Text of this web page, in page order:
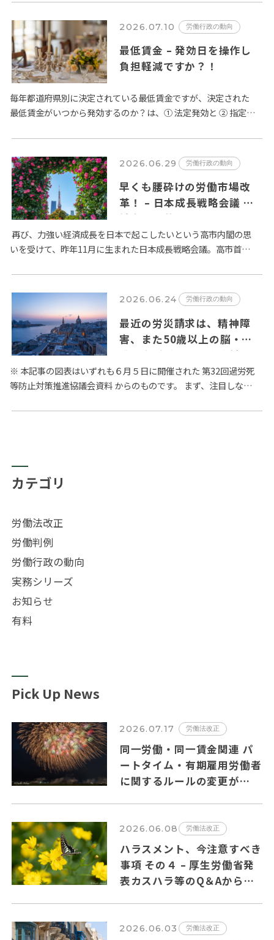
合に加え、…
2026.07.10 労働行政の動向
最低賃金 – 発効日を操作し
負担軽減ですか？！
毎年都道府県別に決定されている最低賃金ですが、決定された
最低賃金がいつから発効するのか？は、① 法定発効と ② 指定日
「公…
2026.06.29 労働行政の動向
早くも腰砕けの労働市場改
革！ – 日本成長戦略会議 労
働市場改革分科会とりまとめ
が６月２日に公表
再び、力強い経済成長を日本で起こしたいという高市内閣の思
いを受けて、昨年11月に生まれた日本成長戦略会議。高市首相
の改革が…
2026.06.24 労働行政の動向
最近の労災請求は、精神障
害、また50歳以上の脳・心
臓疾患が増加 – 厚生労働省
過労死等防止対策推進協議会
の議論から
※ 本記事の図表はいずれも６月５日に開催された 第32回過労死
等防止対策推進協議会資料 からのものです。 まず、注目しなけ
…
カテゴリ
労働法改正
労働判例
労働行政の動向
実務シリーズ
お知らせ
有料
Pick Up News
2026.07.17 労働法改正
同一労働・同一賃金関連 パ
ートタイム・有期雇用労働者
に関するルールの変更が
2026.06.08 労働法改正
ハラスメント、今注意すべき
事項 その４ – 厚生労働省発
表カスハラ等のQ＆Aからの
2026.06.03 労働法改正